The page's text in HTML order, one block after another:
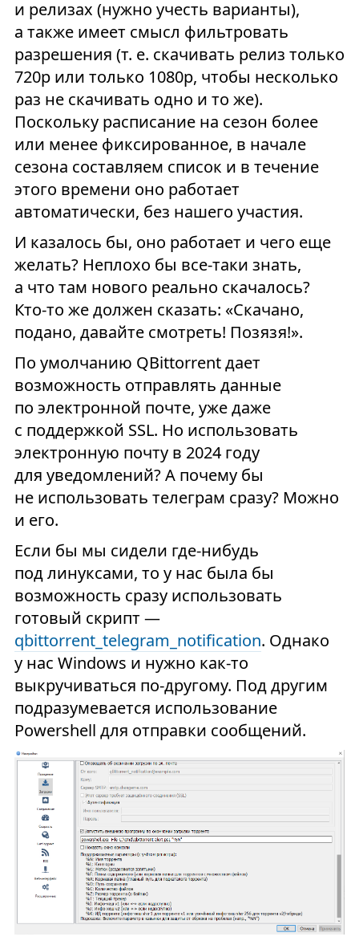
и релизах (нужно учесть варианты),
а также имеет смысл фильтровать
разрешения (т. е. скачивать релиз только
720р или только 1080р, чтобы несколько
раз не скачивать одно и то же).
Поскольку расписание на сезон более
или менее фиксированное, в начале
сезона составляем список и в течение
этого времени оно работает
автоматически, без нашего участия.
И казалось бы, оно работает и чего еще
желать? Неплохо бы все-таки знать,
а что там нового реально скачалось?
Кто-то же должен сказать: «Скачано,
подано, давайте смотреть! Позязя!».
По умолчанию QBittorrent дает
возможность отправлять данные
по электронной почте, уже даже
с поддержкой SSL. Но использовать
электронную почту в 2024 году
для уведомлений? А почему бы
не использовать телеграм сразу? Можно
и его.
Если бы мы сидели где-нибудь
под линуксами, то у нас была бы
возможность сразу использовать
готовый скрипт —
qbittorrent_telegram_notification. Однако
у нас Windows и нужно как-то
выкручиваться по-другому. Под другим
подразумевается использование
Powershell для отправки сообщений.